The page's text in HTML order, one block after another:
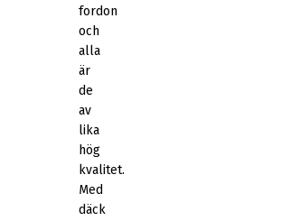
fordon
och
alla
är
de
av
lika
hög
kvalitet.
Med
däck